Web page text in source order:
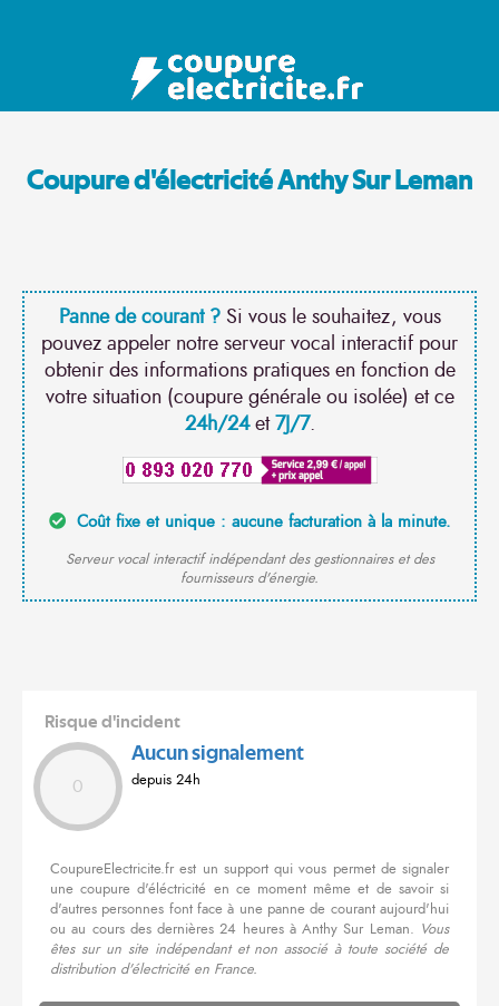
Coupure d'électricité Anthy Sur Leman
Panne de courant ?Si vous le souhaitez, vous
pouvez appeler notre serveur vocal interactif pour
obtenir des informations pratiques en fonction de
votre situation (coupure générale ou isolée) et ce
24h/24et7J/7.
Coût fixe et unique : aucune facturation à la minute.
Serveur vocal interactif indépendant des gestionnaires et des
fournisseurs d'énergie.
Risque d'incident
0
Aucun signalement
depuis 24h
CoupureElectricite.fr est un support qui vous permet de signaler
une coupure d'éléctricité en ce moment même et de savoir si
d'autres personnes font face à une panne de courant aujourd'hui
ou au cours des dernières 24 heures à Anthy Sur Leman. Vous
êtes sur un site indépendant et non associé à toute société de
distribution d'électricité en France.